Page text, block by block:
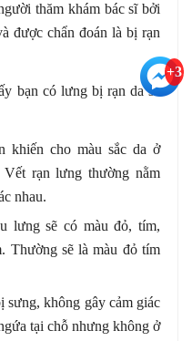
thăm khám bác sĩ bởi
được chẩn đoán là bị rạn
bạn có lưng bị rạn da sẽ
khiến cho màu sắc da ở
rạn lưng thường nằm
nhau.
lưng sẽ có màu đỏ, tím,
Thường sẽ là màu đỏ tím
sưng, không gây cảm giác
tại chỗ nhưng không ở
+3